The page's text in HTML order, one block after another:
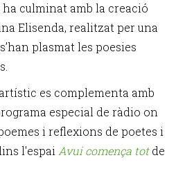
culminat amb la creació
Elisenda, realitzat per una
plasmat les poesies
es complementa amb
especial de ràdio on
i reflexions de poetes i
l'espai Avui comença totde